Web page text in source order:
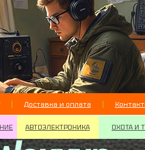
Доставка и оплата
АВТОЭЛЕКТРОНИКА ОХОТА И